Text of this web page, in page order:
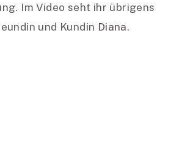
Im Video seht ihr übrigens
und Kundin Diana.